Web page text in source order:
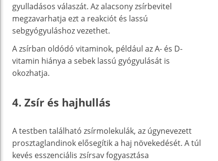
gyulladásos válaszát. Az alacsony zsírbevitel
megzavarhatja ezt a reakciót és lassú
sebgyógyuláshoz vezethet.
A zsírban oldódó vitaminok, például az A- és D-
vitamin hiánya a sebek lassú gyógyulását is
okozhatja.
4. Zsír és hajhullás
A testben található zsírmolekulák, az úgynevezett
prosztaglandinok elősegítik a haj növekedését. A túl
kevés esszenciális zsírsav fogyasztása